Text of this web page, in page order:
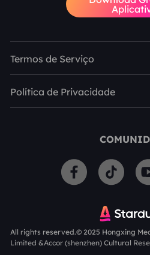
Termos de Serviço
Política de Privacidade
All rights reserved.© 2025 Hongxing
Limited &Accor (shenzhen) Cultural